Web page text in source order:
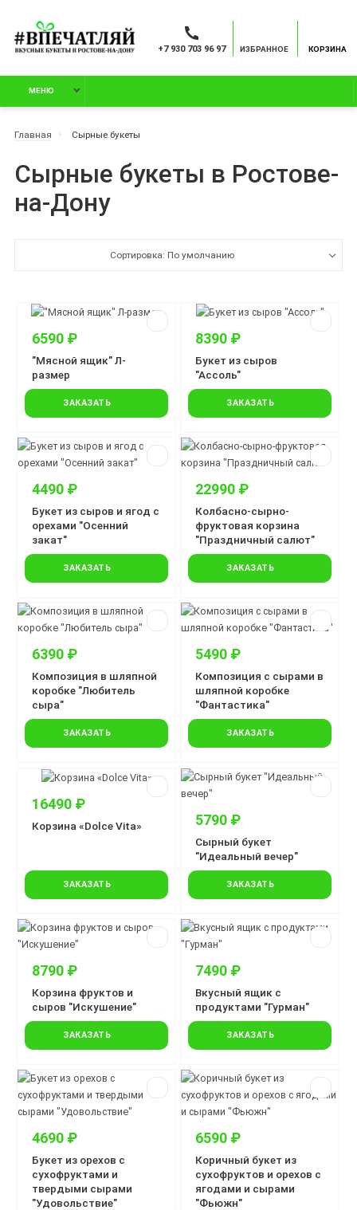
+7 930 703 96 97 ИЗБРАННОЕ КОРЗИНА
МЕНЮ
Главная Сырные букеты
Сырные букеты в Ростове-
на-Дону
Сортировка: По умолчанию
6590 ₽
"Мясной ящик" Л-
размер
ЗАКАЗАТЬ
8390 ₽
Букет из сыров
"Ассоль"
ЗАКАЗАТЬ
4490 ₽
Букет из сыров и ягод с
орехами "Осенний
закат"
ЗАКАЗАТЬ
22990 ₽
Колбасно-сырно-
фруктовая корзина
"Праздничный салют"
ЗАКАЗАТЬ
6390 ₽
Композиция в шляпной
коробке "Любитель
сыра"
ЗАКАЗАТЬ
5490 ₽
Композиция с сырами в
шляпной коробке
"Фантастика"
ЗАКАЗАТЬ
16490 ₽
Корзина «Dolce Vita»
ЗАКАЗАТЬ
5790 ₽
Сырный букет
"Идеальный вечер"
ЗАКАЗАТЬ
8790 ₽
Корзина фруктов и
сыров "Искушение"
ЗАКАЗАТЬ
7490 ₽
Вкусный ящик с
продуктами "Гурман"
ЗАКАЗАТЬ
4690 ₽
Букет из орехов с
сухофруктами и
твердыми сырами
"Удовольствие"
6590 ₽
Коричный букет из
сухофруктов и орехов с
ягодами и сырами
"Фьюжн"